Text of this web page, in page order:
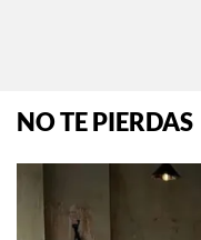
NO TE PIERDAS